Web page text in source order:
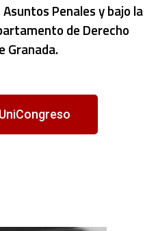
Penales y bajo la
de Derecho
Granada.